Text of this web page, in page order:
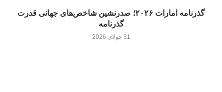
گذرنامه امارات ۲۰۲۶؛ صدرنشین شاخص‌های جهانی قدرت
گذرنامه
31 جولای 2026